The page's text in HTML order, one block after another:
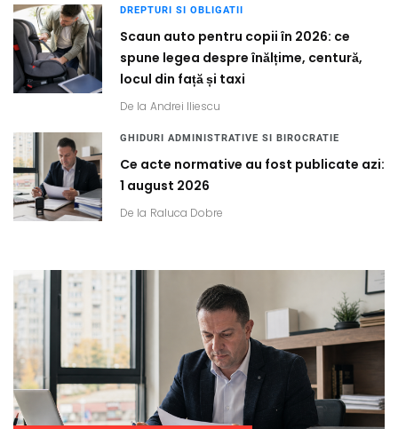
DREPTURI SI OBLIGATII
Scaun auto pentru copii în 2026: ce
spune legea despre înălțime, centură,
locul din față și taxi
De la Andrei Iliescu
GHIDURI ADMINISTRATIVE SI BIROCRATIE
Ce acte normative au fost publicate azi:
1 august 2026
De la Raluca Dobre